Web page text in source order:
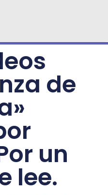
de
un
lee.